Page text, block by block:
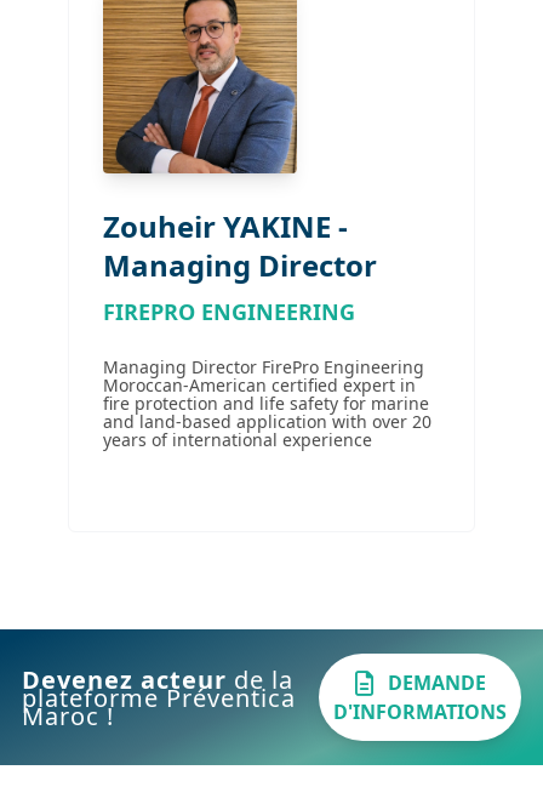
Zouheir YAKINE -
Managing Director
FIREPRO ENGINEERING
Managing Director FirePro Engineering
Moroccan-American certified expert in
fire protection and life safety for marine
and land-based application with over 20
years of international experience
Devenez acteur de la
plateforme Préventica
Maroc !
DEMANDE
D'INFORMATIONS